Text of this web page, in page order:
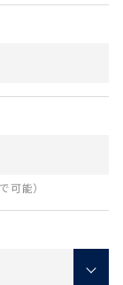
可能）